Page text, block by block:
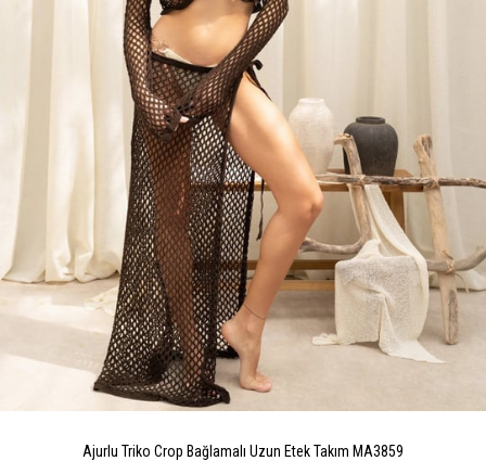
Ajurlu Triko Crop Bağlamalı Uzun Etek Takım MA3859